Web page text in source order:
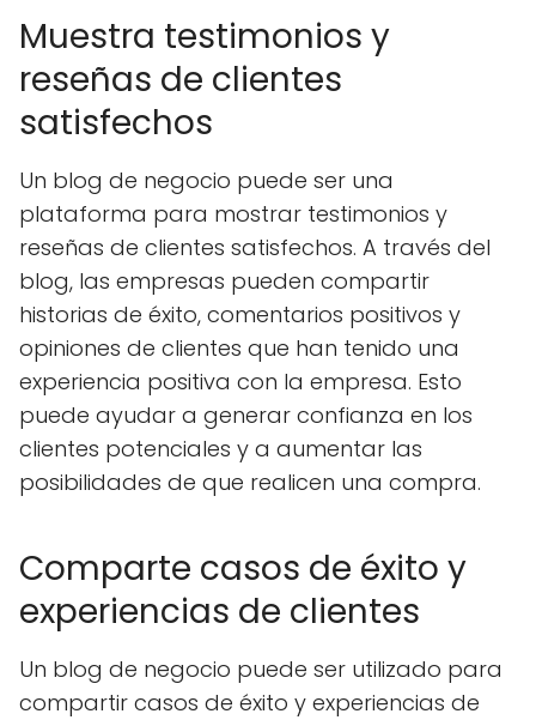
Muestra testimonios y
reseñas de clientes
satisfechos
Un blog de negocio puede ser una
plataforma para mostrar testimonios y
reseñas de clientes satisfechos. A través del
blog, las empresas pueden compartir
historias de éxito, comentarios positivos y
opiniones de clientes que han tenido una
experiencia positiva con la empresa. Esto
puede ayudar a generar confianza en los
clientes potenciales y a aumentar las
posibilidades de que realicen una compra.
Comparte casos de éxito y
experiencias de clientes
Un blog de negocio puede ser utilizado para
compartir casos de éxito y experiencias de